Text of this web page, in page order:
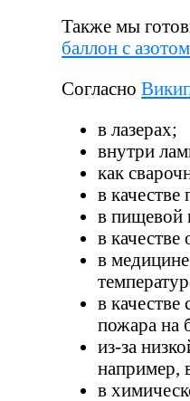
Также мы
баллон с
Согласно
в лазерах;
внутри
как
в качестве
в пищевой
в
в
в
пожара на
из-за
например,
в